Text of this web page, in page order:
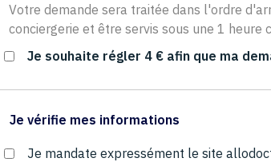
Votre demande sera traitée dans l'ordre
conciergerie et être servis sous une 1 heure
Je souhaite régler 4 € afin que ma
Je vérifie mes informations
Je mandate expressément le site